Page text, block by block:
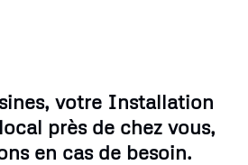
votre Installation
près de chez vous,
en cas de besoin.